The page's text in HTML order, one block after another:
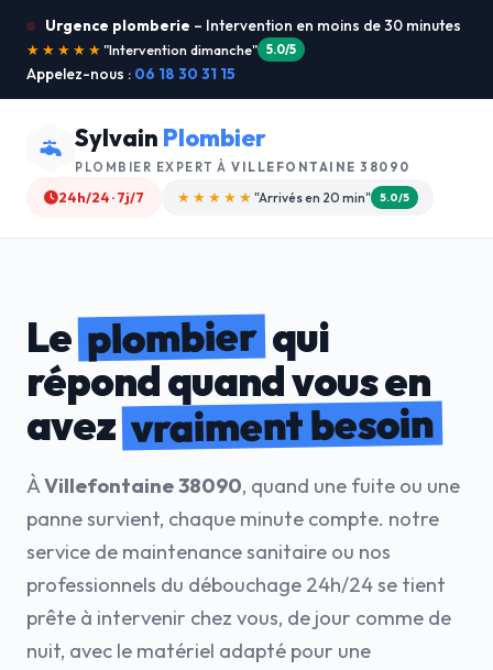
Urgence plomberie – Intervention en moins de 30 minutes
★★★★★"Je recommande !" 4.9/5
Appelez-nous : 06 18 30 31 15
Sylvain Plombier
PLOMBIER EXPERT À VILLEFONTAINE 38090
24h/24 · 7j/7 ★★★★☆ "Devis gratuit" 4.8/5
Leplombierqui
répond quand vous en
avezvraiment besoin
ÀVillefontaine 38090, quand une fuite ou une
panne survient, chaque minute compte. notre
service de maintenance sanitaire ou nos
professionnels du débouchage 24h/24 se tient
prête à intervenir chez vous, de jour comme de
nuit, avec le matériel adapté pour une